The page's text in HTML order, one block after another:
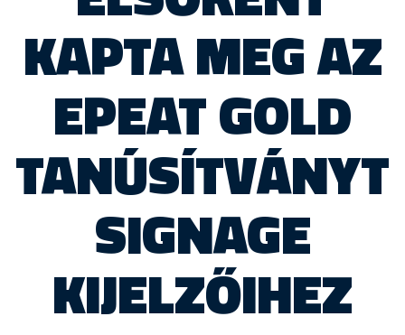
KAPTA MEG AZ
EPEAT GOLD
TANÚSÍTVÁNYT
SIGNAGE
KIJELZŐIHEZ